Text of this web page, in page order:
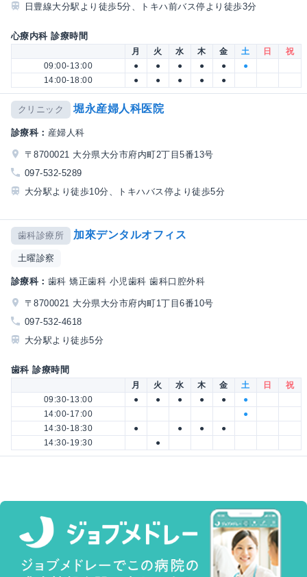
日豊線大分駅より徒歩5分、トキハ前バス停より徒歩3分
心療内科 診療時間
月 火 水 木 金 土 日
祝
09:00-13:00
● ● ● ● ●
●
14:00-18:00
● ● ● ● ●
クリニック 堀永産婦人科医院
診療科： 産婦人科
〒8700021 大分県大分市府内町2丁目5番13号
097-532-5289
大分駅より徒歩10分、トキハバス停より徒歩5分
歯科診療所 加來デンタルオフィス
土曜診察
診療科： 歯科 矯正歯科 小児歯科 歯科口腔外科
〒8700021 大分県大分市府内町1丁目6番10号
097-532-4618
大分駅より徒歩5分
歯科 診療時間
月 火 水 木 金 土 日
祝
09:30-13:00
● ● ● ● ●
●
14:00-17:00
●
14:30-18:30
● ● ●
●
14:30-19:30
●